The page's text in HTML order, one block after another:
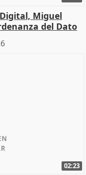
Miguel
del Dato
02:23